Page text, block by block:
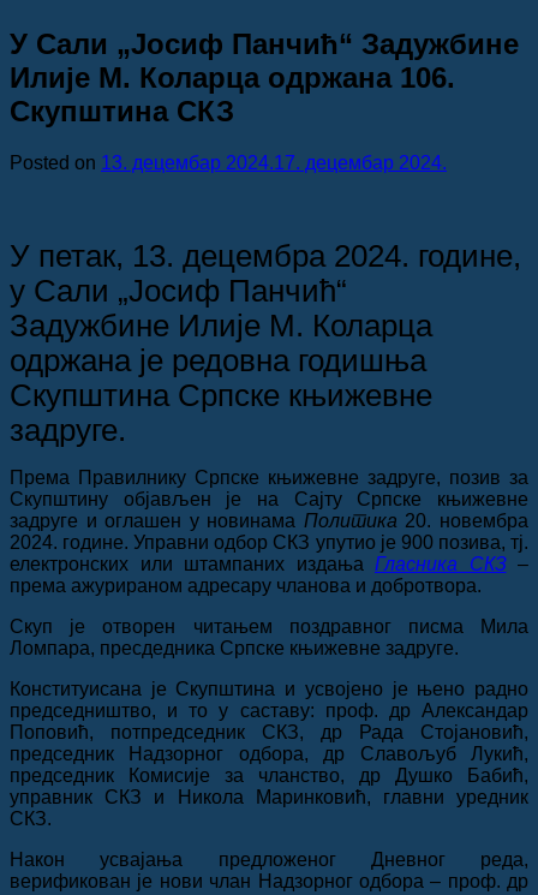
У Сали „Јосиф Панчић“ Задужбине
Илије М. Коларца одржана 106.
Скупштина СКЗ
Posted on 13. децембар 2024.17. децембар 2024.
У петак, 13. децембра 2024. године,
у Сали „Јосиф Панчић“
Задужбине Илије М. Коларца
одржана је редовна годишња
Скупштина Српске књижевне
задруге.
Према Правилнику Српске књижевне задруге, позив за
Скупштину објављен је на Сајту Српске књижевне
задруге и оглашен у новинама Политика 20. новембра
2024. године. Управни одбор СКЗ упутио је 900 позива, тј.
електронских или штампаних издања Гласника СКЗ–
према ажурираном адресару чланова и добротвора.
Скуп је отворен читањем поздравног писма Мила
Ломпара, пресдедника Српске књижевне задруге.
Конституисана је Скупштина и усвојено је њено радно
председништво, и то у саставу: проф. др Александар
Поповић, потпредседник СКЗ, др Рада Стојановић,
председник Надзорног одбора, др Славољуб Лукић,
председник Комисије за чланство, др Душко Бабић,
управник СКЗ и Никола Маринковић, главни уредник
СКЗ.
Након усвајања предложеног Дневног реда,
верификован је нови члан Надзорног одбора– проф. др